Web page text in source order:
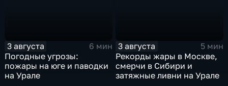
3 августа
6 мин
Погодные угрозы:
пожары на юге и паводки
на Урале
3 августа
5 мин
Рекорды жары в Москве,
смерчи в Сибири и
затяжные ливни на Урале